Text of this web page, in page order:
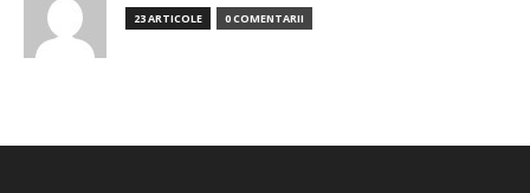
23 ARTICOLE 0 COMENTARII